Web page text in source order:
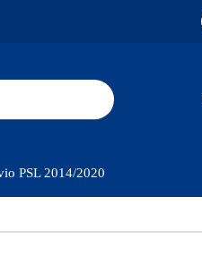
PSL 2014/2020